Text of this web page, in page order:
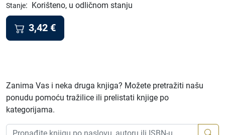
Stanje: Korišteno, u odličnom stanju
3,42 €
Zanima Vas i neka druga knjiga? Možete pretražiti našu
ponudu pomoću tražilice ili prelistati knjige po
kategorijama.